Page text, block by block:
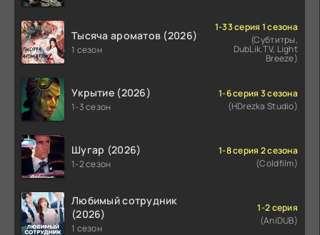
Тысяча ароматов (2026)
1 сезон
1-33 серия 1 сезона
(Субтитры,
DubLik.TV, Light
Breeze)
Укрытие (2026)
1-3 сезон
1-6 серия 3 сезона
(HDrezka Studio)
Шугар (2026)
1-2 сезон
1-8 серия 2 сезона
(Coldfilm)
Любимый сотрудник
(2026)
1 сезон
1-2 серия
(AniDUB)